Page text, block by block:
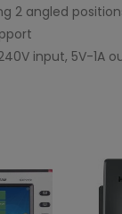
2 angled
input, 5V-1A